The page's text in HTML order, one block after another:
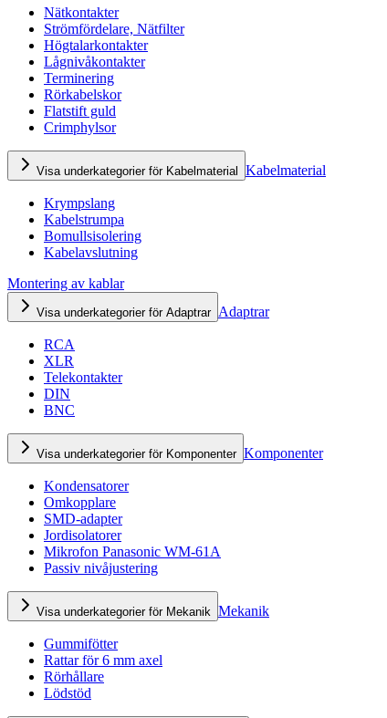
Nätkontakter
Strömfördelare, Nätfilter
Högtalarkontakter
Lågnivåkontakter
Terminering
Rörkabelskor
Flatstift guld
Crimphylsor
Visa underkategorier för Kabelmaterial Kabelmaterial
Krympslang
Kabelstrumpa
Bomullsisolering
Kabelavslutning
Montering av kablar
Visa underkategorier för Adaptrar Adaptrar
RCA
XLR
Telekontakter
DIN
BNC
Visa underkategorier för Komponenter Komponenter
Kondensatorer
Omkopplare
SMD-adapter
Jordisolatorer
Mikrofon Panasonic WM-61A
Passiv nivåjustering
Visa underkategorier för Mekanik Mekanik
Gummifötter
Rattar för 6 mm axel
Rörhållare
Lödstöd